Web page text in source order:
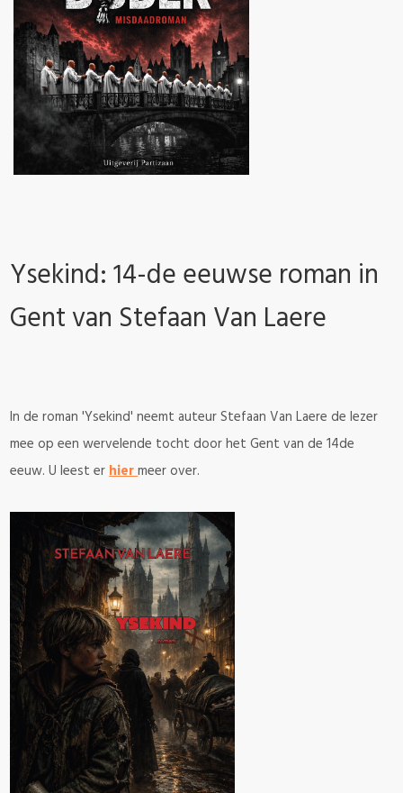
Ysekind: 14-de eeuwse roman in
Gent van Stefaan Van Laere
In de roman 'Ysekind' neemt auteur Stefaan Van Laere de lezer
mee op een wervelende tocht door het Gent van de 14de
eeuw. U leest erhiermeer over.